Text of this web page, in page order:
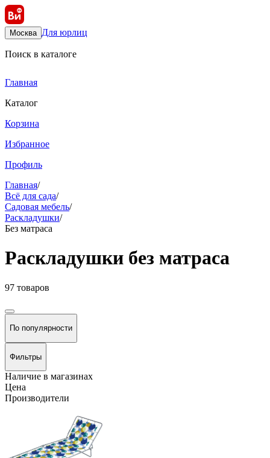
Москва Для юрлиц
Поиск в каталоге
Главная
Каталог
Корзина
Избранное
Профиль
Главная/
Всё для сада/
Садовая мебель/
Раскладушки/
Без матраса
Раскладушки без матраса
97 товаров
По популярности
Фильтры
Наличие в магазинах
Цена
Производители